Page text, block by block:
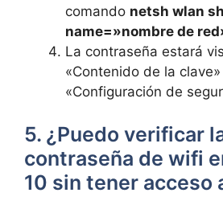
comando netsh wlan
name=»nombre de
La contraseña estará
«Contenido de la
«Configuración de
5. ¿Puedo verificar
contraseña de wifi
10 sin tener acceso